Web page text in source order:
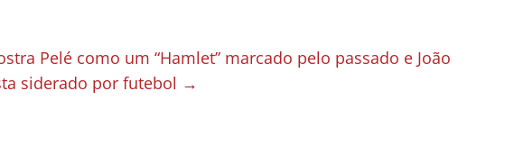
Pelé como um “Hamlet” marcado pelo passado e João
siderado por futebol →